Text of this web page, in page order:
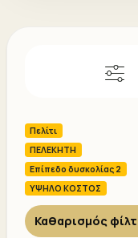
Πελίτι
ΠΕΛΕΚΗΤΗ
Επίπεδο δυσκολίας 2
ΥΨΗΛΟ ΚΟΣΤΟΣ
Καθαρισμός